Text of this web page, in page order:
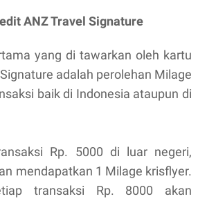
ANZ Travel Signature
yang di tawarkan oleh kartu
adalah perolehan Milage
baik di Indonesia ataupun di
Rp. 5000 di luar negeri,
mendapatkan 1 Milage krisflyer.
transaksi Rp. 8000 akan